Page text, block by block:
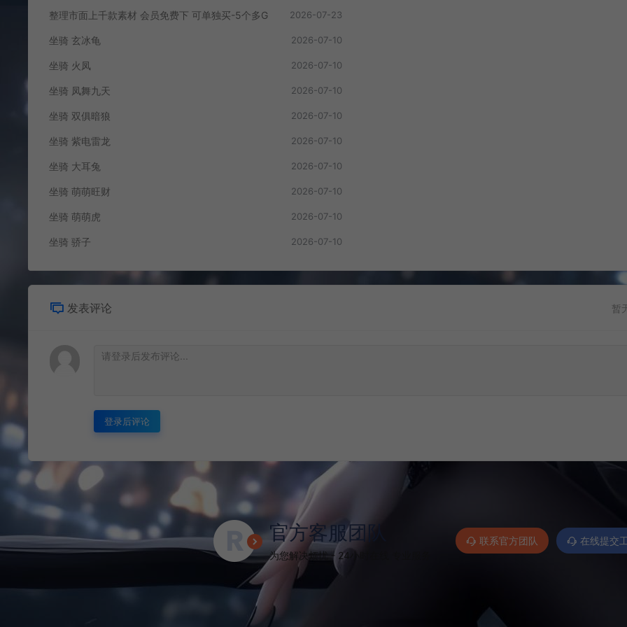
整理市面上千款素材 会员免费下 可单独买-5个多G 2026-07-23
坐骑 玄冰龟 2026-07-10
坐骑 火凤 2026-07-10
坐骑 凤舞九天 2026-07-10
坐骑 双俱暗狼 2026-07-10
坐骑 紫电雷龙 2026-07-10
坐骑 大耳兔 2026-07-10
坐骑 萌萌旺财 2026-07-10
坐骑 萌萌虎 2026-07-10
坐骑 骄子 2026-07-10
发表评论 暂
登录后评论
官方客服团队
为您解决烦忧 - 24小时在线 专业服务
联系官方团队 在线提交